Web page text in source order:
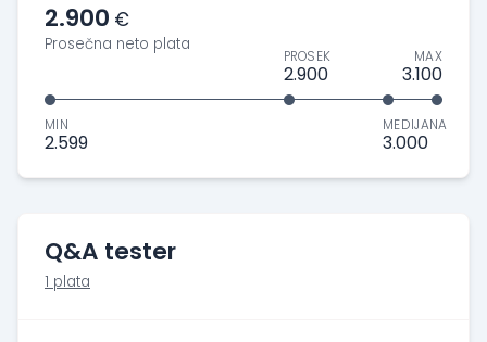
2.900 €
Prosečna neto plata
MIN
2.599
MEDIJANA
3.000
PROSEK
2.900
MAX
3.100
Q&A tester
1 plata